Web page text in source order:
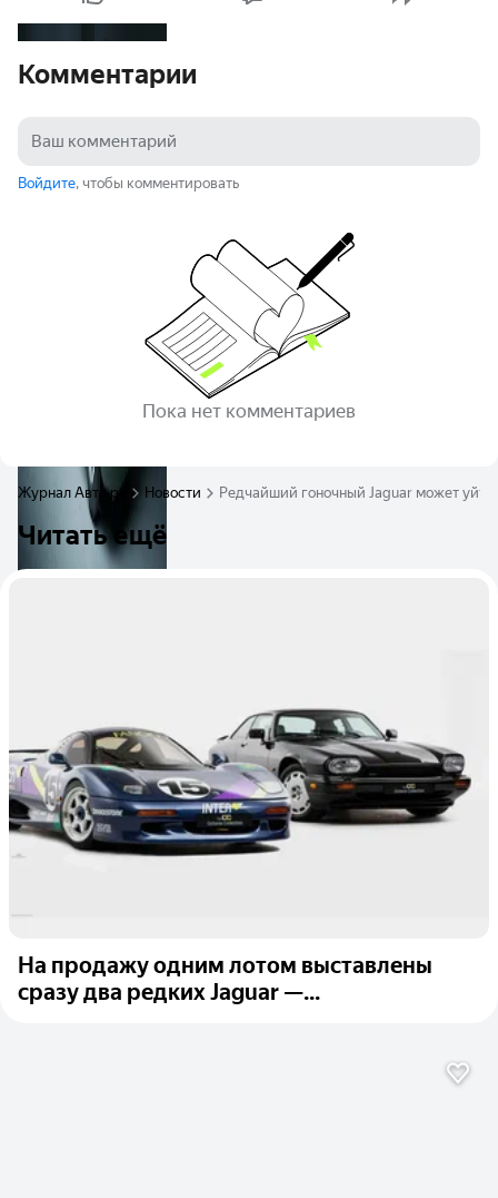
Комментарии
Войдите, чтобы комментировать
Пока нет комментариев
Журнал Авто.ру Новости Редчайший гоночный Jaguar может
Читать ещё
На продажу одним лотом выставлены
сразу два редких Jaguar —...